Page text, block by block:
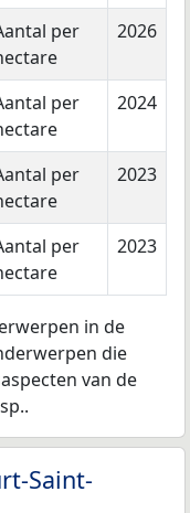
per
2026
per
2024
per
2023
per
2023
in de
die
van de
Saint-